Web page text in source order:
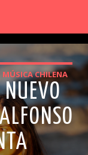
MÚSICA CHILENA